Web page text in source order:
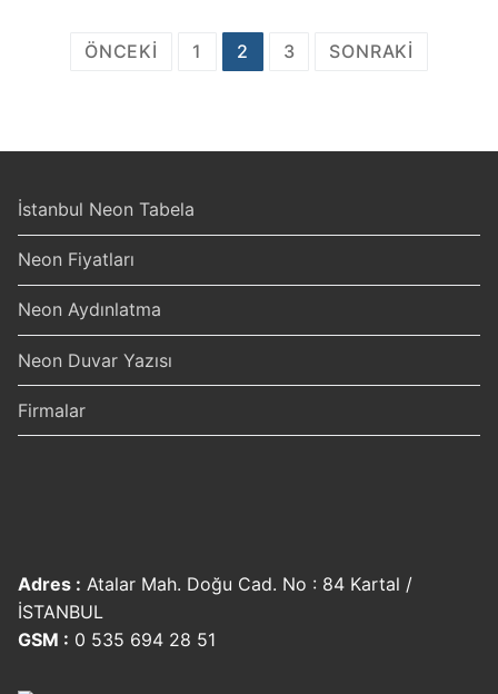
ÖNCEKI 1 2 3 SONRAKI
İstanbul Neon Tabela
Neon Fiyatları
Neon Aydınlatma
Neon Duvar Yazısı
Firmalar
Adres : Atalar Mah. Doğu Cad. No : 84 Kartal /
İSTANBUL
GSM : 0 535 694 28 51